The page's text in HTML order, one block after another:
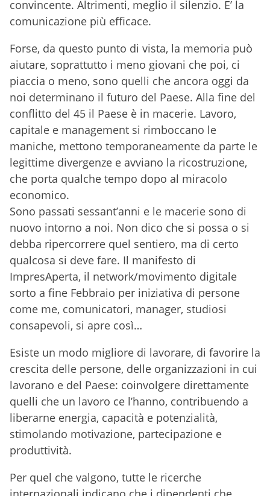
convincente. Altrimenti, meglio il silenzio. E’ la
comunicazione più efficace.
Forse, da questo punto di vista, la memoria può
aiutare, soprattutto i meno giovani che poi, ci
piaccia o meno, sono quelli che ancora oggi da
noi determinano il futuro del Paese. Alla fine del
conflitto del 45 il Paese è in macerie. Lavoro,
capitale e management si rimboccano le
maniche, mettono temporaneamente da parte le
legittime divergenze e avviano la ricostruzione,
che porta qualche tempo dopo al miracolo
economico.
Sono passati sessant’anni e le macerie sono di
nuovo intorno a noi. Non dico che si possa o si
debba ripercorrere quel sentiero, ma di certo
qualcosa si deve fare. Il manifesto di
ImpresAperta, il network/movimento digitale
sorto a fine Febbraio per iniziativa di persone
come me, comunicatori, manager, studiosi
consapevoli, si apre così…
Esiste un modo migliore di lavorare, di favorire la
crescita delle persone, delle organizzazioni in cui
lavorano e del Paese: coinvolgere direttamente
quelli che un lavoro ce l’hanno, contribuendo a
liberarne energia, capacità e potenzialità,
stimolando motivazione, partecipazione e
produttività.
Per quel che valgono, tutte le ricerche